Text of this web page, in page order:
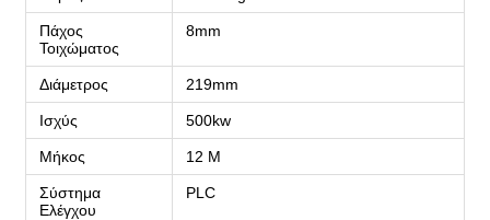
Πάχος
Τοιχώματος
8mm
Διάμετρος 219mm
Ισχύς 500kw
Μήκος 12 M
Σύστημα
Ελέγχου
PLC